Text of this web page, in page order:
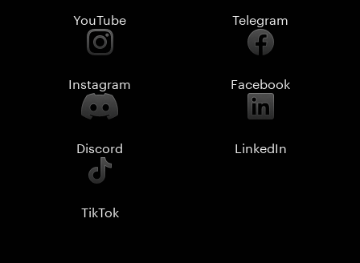
YouTube Telegram
Instagram Facebook
Discord LinkedIn
TikTok